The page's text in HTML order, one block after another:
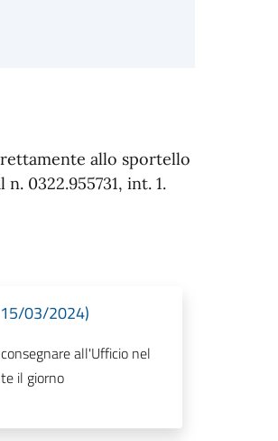
allo sportello
0322.955731, int. 1.
15/03/2024)
all'Ufficio nel
il giorno